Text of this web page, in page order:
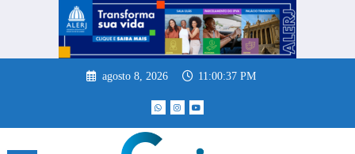
agosto 8, 2026 11:00:37 PM